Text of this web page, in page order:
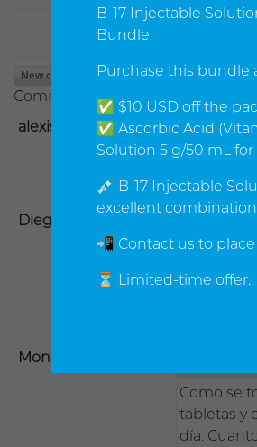
Comments
alexis
Created on:
Quiero
argentina
Diego
Created
Soy
y quiero
Monica
Como se
tabletas y
día.
B-17 Injectable
Bundle
Purchase this bundle
✅ $10 USD off the
✅ Ascorbic Acid
Solution 5 g/50 mL for
💉 B-17 Injectable
excellent
📲 Contact us to
⏳ Limited-time offer.